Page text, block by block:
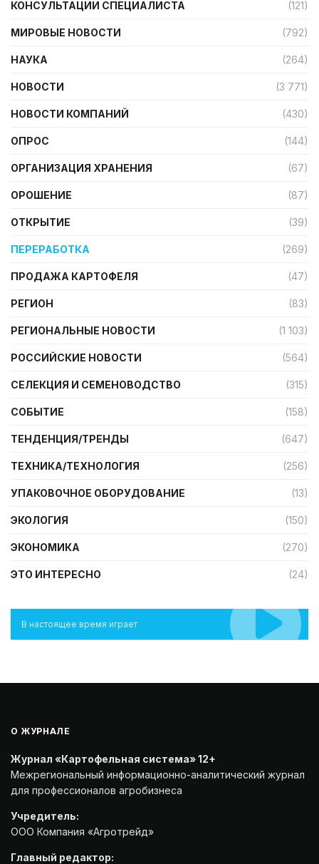
КОНСУЛЬТАЦИИ СПЕЦИАЛИСТА (121)
МИРОВЫЕ НОВОСТИ (792)
НАУКА (264)
НОВОСТИ (3 771)
НОВОСТИ КОМПАНИЙ (430)
ОПРОС (144)
ОРГАНИЗАЦИЯ ХРАНЕНИЯ (67)
ОРОШЕНИЕ (87)
ОТКРЫТИЕ (39)
ПЕРЕРАБОТКА (269)
ПРОДАЖА КАРТОФЕЛЯ (47)
РЕГИОН (83)
РЕГИОНАЛЬНЫЕ НОВОСТИ (1 103)
РОССИЙСКИЕ НОВОСТИ (564)
СЕЛЕКЦИЯ И СЕМЕНОВОДСТВО (315)
СОБЫТИЕ (158)
ТЕНДЕНЦИЯ/ТРЕНДЫ (647)
ТЕХНИКА/ТЕХНОЛОГИЯ (256)
УПАКОВОЧНОЕ ОБОРУДОВАНИЕ (13)
ЭКОЛОГИЯ (150)
ЭКОНОМИКА (270)
ЭТО ИНТЕРЕСНО (24)
В настоящее время играет
О ЖУРНАЛЕ
Журнал «Картофельная система» 12+
Межрегиональный информационно-аналитический журнал
для профессионалов агробизнеса
Учредитель:
ООО Компания «Агротрейд»
Главный редактор: